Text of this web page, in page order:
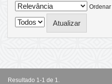
Ordenar
Resultado 1-1 de 1.